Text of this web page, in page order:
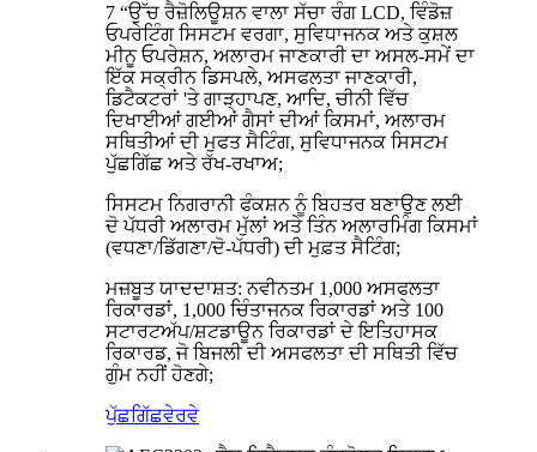
7 “ਉੱਚ ਰੈਜ਼ੋਲਿਊਸ਼ਨ ਵਾਲਾ ਸੱਚਾ ਰੰਗ LCD, ਵਿੰਡੋਜ਼
ਓਪਰੇਟਿੰਗ ਸਿਸਟਮ ਵਰਗਾ, ਸੁਵਿਧਾਜਨਕ ਅਤੇ ਕੁਸ਼ਲ
ਮੀਨੂ ਓਪਰੇਸ਼ਨ, ਅਲਾਰਮ ਜਾਣਕਾਰੀ ਦਾ ਅਸਲ-ਸਮੇਂ ਦਾ
ਇੱਕ ਸਕ੍ਰੀਨ ਡਿਸਪਲੇ, ਅਸਫਲਤਾ ਜਾਣਕਾਰੀ,
ਡਿਟੈਕਟਰਾਂ 'ਤੇ ਗਾੜ੍ਹਾਪਣ, ਆਦਿ, ਚੀਨੀ ਵਿੱਚ
ਦਿਖਾਈਆਂ ਗਈਆਂ ਗੈਸਾਂ ਦੀਆਂ ਕਿਸਮਾਂ, ਅਲਾਰਮ
ਸਥਿਤੀਆਂ ਦੀ ਮੁਫਤ ਸੈਟਿੰਗ, ਸੁਵਿਧਾਜਨਕ ਸਿਸਟਮ
ਪੁੱਛਗਿੱਛ ਅਤੇ ਰੱਖ-ਰਖਾਅ;
ਸਿਸਟਮ ਨਿਗਰਾਨੀ ਫੰਕਸ਼ਨ ਨੂੰ ਬਿਹਤਰ ਬਣਾਉਣ ਲਈ
ਦੋ ਪੱਧਰੀ ਅਲਾਰਮ ਮੁੱਲਾਂ ਅਤੇ ਤਿੰਨ ਅਲਾਰਮਿੰਗ ਕਿਸਮਾਂ
(ਵਧਣਾ/ਡਿੱਗਣਾ/ਦੋ-ਪੱਧਰੀ) ਦੀ ਮੁਫ਼ਤ ਸੈਟਿੰਗ;
ਮਜ਼ਬੂਤ ​​ਯਾਦਦਾਸ਼ਤ: ਨਵੀਨਤਮ 1,000 ਅਸਫਲਤਾ
ਰਿਕਾਰਡਾਂ, 1,000 ਚਿੰਤਾਜਨਕ ਰਿਕਾਰਡਾਂ ਅਤੇ 100
ਸਟਾਰਟਅੱਪ/ਸ਼ਟਡਾਊਨ ਰਿਕਾਰਡਾਂ ਦੇ ਇਤਿਹਾਸਕ
ਰਿਕਾਰਡ, ਜੋ ਬਿਜਲੀ ਦੀ ਅਸਫਲਤਾ ਦੀ ਸਥਿਤੀ ਵਿੱਚ
ਗੁੰਮ ਨਹੀਂ ਹੋਣਗੇ;
ਪੁੱਛਗਿੱਛਵੇਰਵੇ